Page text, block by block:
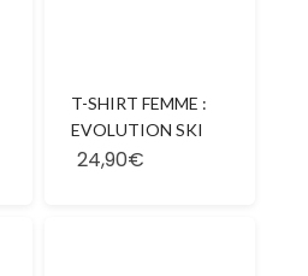
T-SHIRT FEMME :
EVOLUTION SKI
24,90€